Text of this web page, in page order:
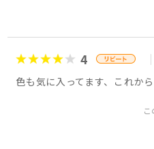
4
色も気に入ってます、これか